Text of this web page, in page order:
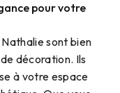
pour votre
sont bien
décoration. Ils
à votre espace